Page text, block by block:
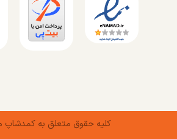
کلیه حقوق متعلق به کمدشاپ